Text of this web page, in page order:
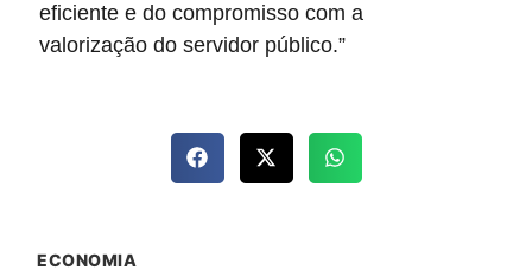
eficiente e do compromisso com a
valorização do servidor público.”
ECONOMIA